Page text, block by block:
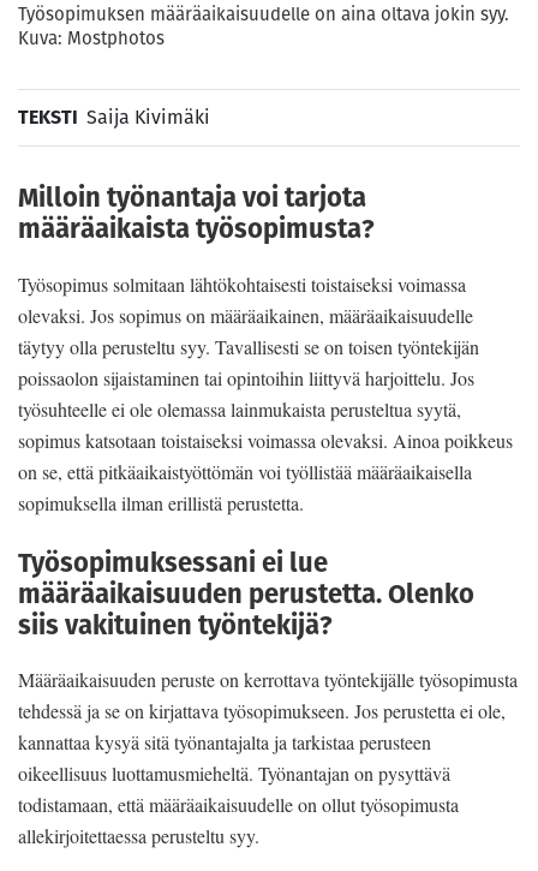
Työsopimuksen määräaikaisuudelle on aina oltava jokin syy.
Kuva: Mostphotos
TEKSTI Saija Kivimäki
Milloin työnantaja voi tarjota
määräaikaista työsopimusta?
Työsopimus solmitaan lähtökohtaisesti toistaiseksi voimassa
olevaksi. Jos sopimus on määräaikainen, määräaikaisuudelle
täytyy olla perusteltu syy. Tavallisesti se on toisen työntekijän
poissaolon sijaistaminen tai opintoihin liittyvä harjoittelu. Jos
työsuhteelle ei ole olemassa lainmukaista perusteltua syytä,
sopimus katsotaan toistaiseksi voimassa olevaksi. Ainoa poikkeus
on se, että pitkäaikaistyöttömän voi työllistää määräaikaisella
sopimuksella ilman erillistä perustetta.
Työsopimuksessani ei lue
määräaikaisuuden perustetta. Olenko
siis vakituinen työntekijä?
Määräaikaisuuden peruste on kerrottava työntekijälle työsopimusta
tehdessä ja se on kirjattava työsopimukseen. Jos perustetta ei ole,
kannattaa kysyä sitä työnantajalta ja tarkistaa perusteen
oikeellisuus luottamusmieheltä. Työnantajan on pysyttävä
todistamaan, että määräaikaisuudelle on ollut työsopimusta
allekirjoitettaessa perusteltu syy.